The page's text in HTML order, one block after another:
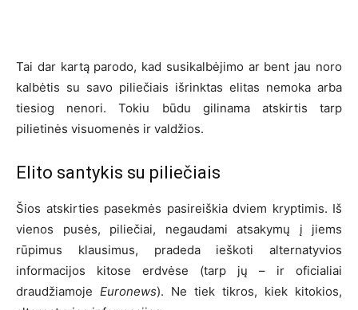
Tai dar kartą parodo, kad susikalbėjimo ar bent jau noro
kalbėtis su savo piliečiais išrinktas elitas nemoka arba
tiesiog nenori. Tokiu būdu gilinama atskirtis tarp
pilietinės visuomenės ir valdžios.
Elito santykis su piliečiais
Šios atskirties pasekmės pasireiškia dviem kryptimis. Iš
vienos pusės, piliečiai, negaudami atsakymų į jiems
rūpimus klausimus, pradeda ieškoti alternatyvios
informacijos kitose erdvėse (tarp jų – ir oficialiai
draudžiamoje Euronews). Ne tiek tikros, kiek kitokios,